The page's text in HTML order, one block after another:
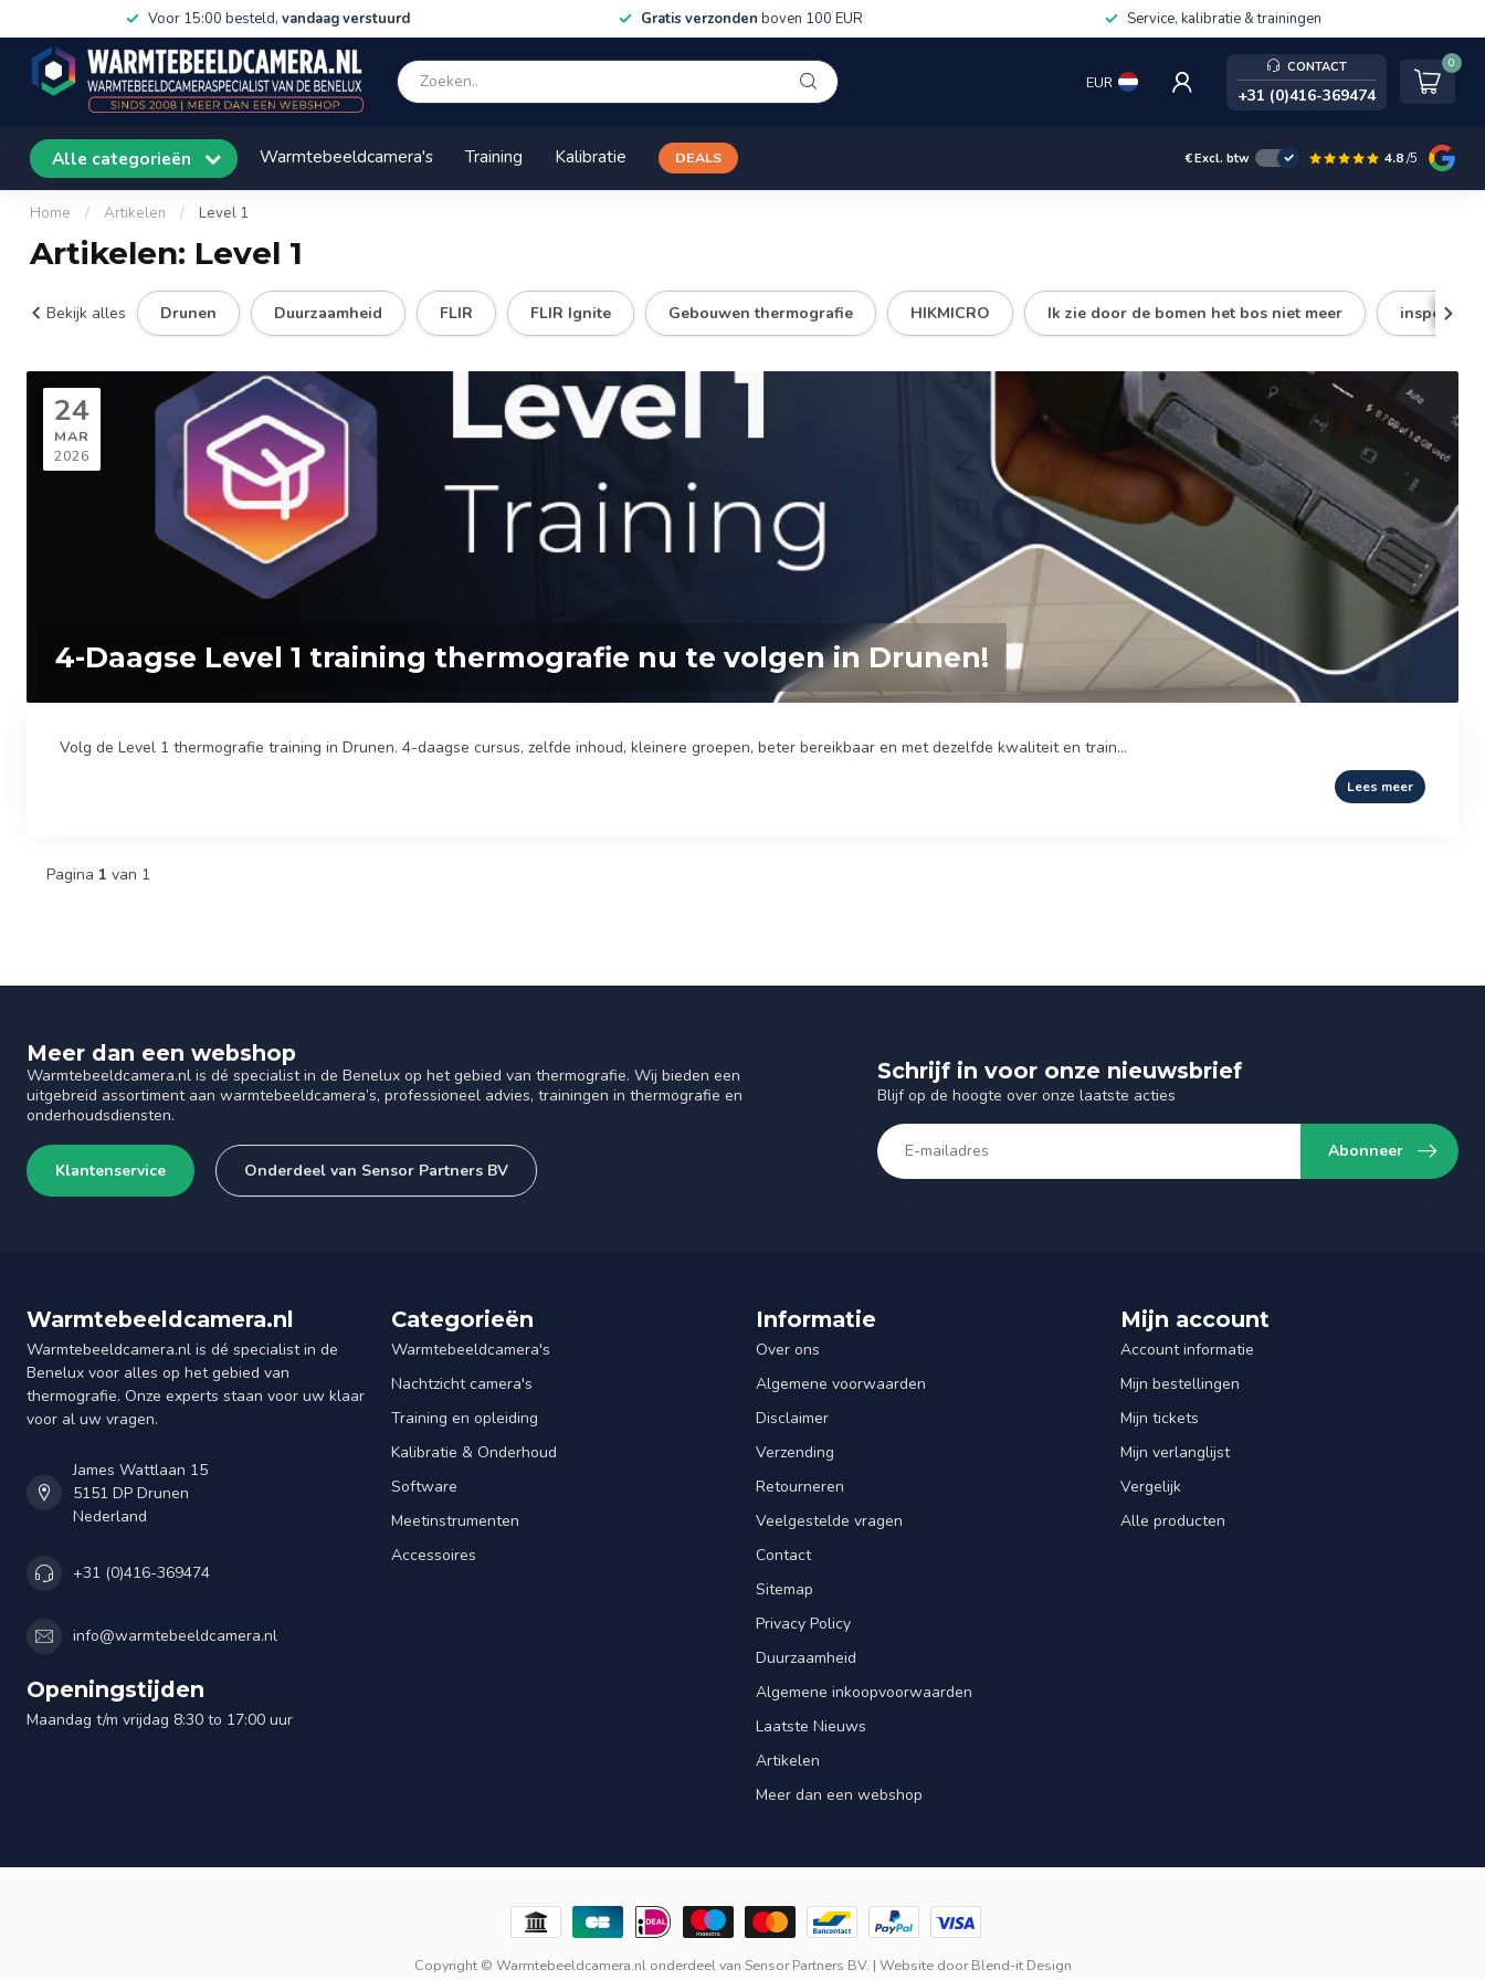
Voor 15:00 besteld, vandaag verstuurd Gratis verzonden boven 100 EUR Service, kalibratie & trainingen
EUR
CONTACT
+31 (0)416-369474
0
Alle categorieën Warmtebeeldcamera's Training Kalibratie DEALS €Excl. btw 4.8/5
Home / Artikelen / Level 1
Artikelen: Level 1
Bekijk alles Drunen Duurzaamheid FLIR FLIR Ignite Gebouwen thermografie HIKMICRO Ik zie door de bomen het bos niet meer inspecties
24
MAR
2026
4-Daagse Level 1 training thermografie nu te volgen in Drunen!
Volg de Level 1 thermografie training in Drunen. 4-daagse cursus, zelfde inhoud, kleinere groepen, beter bereikbaar en met dezelfde kwaliteit en train...
Lees meer
Pagina 1 van 1
Meer dan een webshop
Warmtebeeldcamera.nl is dé specialist in de Benelux op het gebied van thermografie. Wij bieden een
uitgebreid assortiment aan warmtebeeldcamera’s, professioneel advies, trainingen in thermografie en
onderhoudsdiensten.
Klantenservice Onderdeel van Sensor Partners BV
Schrijf in voor onze nieuwsbrief
Blijf op de hoogte over onze laatste acties
Abonneer
Warmtebeeldcamera.nl
Warmtebeeldcamera.nl is dé specialist in de
Benelux voor alles op het gebied van
thermografie. Onze experts staan voor uw klaar
voor al uw vragen.
James Wattlaan 15
5151 DP Drunen
Nederland
+31 (0)416-369474
info@warmtebeeldcamera.nl
Openingstijden
Maandag t/m vrijdag 8:30 to 17:00 uur
Categorieën
Warmtebeeldcamera's
Nachtzicht camera's
Training en opleiding
Kalibratie & Onderhoud
Software
Meetinstrumenten
Accessoires
Informatie
Over ons
Algemene voorwaarden
Disclaimer
Verzending
Retourneren
Veelgestelde vragen
Contact
Sitemap
Privacy Policy
Duurzaamheid
Algemene inkoopvoorwaarden
Laatste Nieuws
Artikelen
Meer dan een webshop
Mijn account
Account informatie
Mijn bestellingen
Mijn tickets
Mijn verlanglijst
Vergelijk
Alle producten
Copyright © Warmtebeeldcamera.nl onderdeel van Sensor Partners BV. | Website doorBlend-it Design